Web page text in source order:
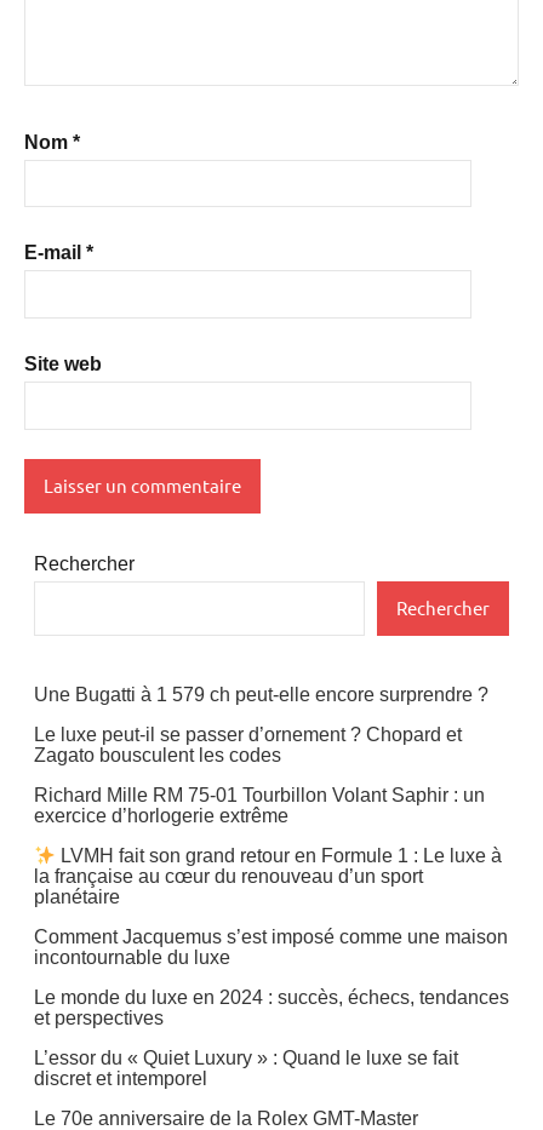
Nom *
E-mail *
Site web
Rechercher
Rechercher
Une Bugatti à 1 579 ch peut-elle encore surprendre ?
Le luxe peut-il se passer d’ornement ? Chopard et
Zagato bousculent les codes
Richard Mille RM 75-01 Tourbillon Volant Saphir : un
exercice d’horlogerie extrême
LVMH fait son grand retour en Formule 1 : Le luxe à
la française au cœur du renouveau d’un sport
planétaire
Comment Jacquemus s’est imposé comme une maison
incontournable du luxe
Le monde du luxe en 2024 : succès, échecs, tendances
et perspectives
L’essor du « Quiet Luxury » : Quand le luxe se fait
discret et intemporel
Le 70e anniversaire de la Rolex GMT-Master